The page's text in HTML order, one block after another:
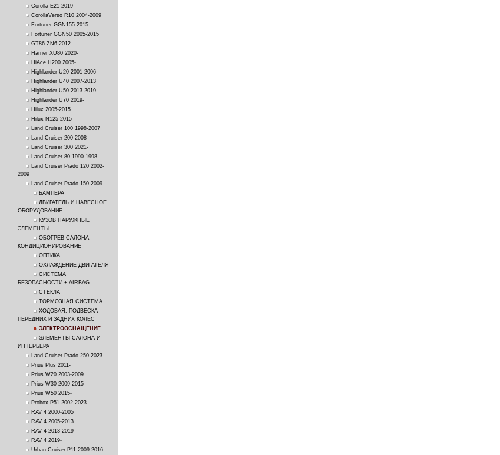
Corolla E21 2019-
CorollaVerso R10 2004-2009
Fortuner GGN155 2015-
Fortuner GGN50 2005-2015
GT86 ZN6 2012-
Harrier XU80 2020-
HiAce H200 2005-
Highlander U20 2001-2006
Highlander U40 2007-2013
Highlander U50 2013-2019
Highlander U70 2019-
Hilux 2005-2015
Hilux N125 2015-
Land Cruiser 100 1998-2007
Land Cruiser 200 2008-
Land Cruiser 300 2021-
Land Cruiser 80 1990-1998
Land Cruiser Prado 120 2002-
2009
Land Cruiser Prado 150 2009-
БАМПЕРА
ДВИГАТЕЛЬ И НАВЕСНОЕ
ОБОРУДОВАНИЕ
КУЗОВ НАРУЖНЫЕ
ЭЛЕМЕНТЫ
ОБОГРЕВ САЛОНА,
КОНДИЦИОНИРОВАНИЕ
ОПТИКА
ОХЛАЖДЕНИЕ ДВИГАТЕЛЯ
СИСТЕМА
БЕЗОПАСНОСТИ + AIRBAG
СТЕКЛА
ТОРМОЗНАЯ СИСТЕМА
ХОДОВАЯ, ПОДВЕСКА
ПЕРЕДНИХ И ЗАДНИХ КОЛЕС
ЭЛЕКТРООСНАЩЕНИЕ
ЭЛЕМЕНТЫ САЛОНА И
ИНТЕРЬЕРА
Land Cruiser Prado 250 2023-
Prius Plus 2011-
Prius W20 2003-2009
Prius W30 2009-2015
Prius W50 2015-
Probox P51 2002-2023
RAV 4 2000-2005
RAV 4 2005-2013
RAV 4 2013-2019
RAV 4 2019-
Urban Cruiser P11 2009-2016